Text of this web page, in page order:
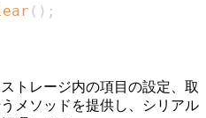
( ) ;
トレージ内の項目の設定、取
メソッドを提供し、シリアル